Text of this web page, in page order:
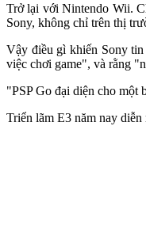
Trở lại với Nintendo Wii.
Sony, không chỉ trên thị
Vậy điều gì khiến Sony
việc chơi game", và rằng
"PSP Go đại diện cho một
Triển lãm E3 năm nay